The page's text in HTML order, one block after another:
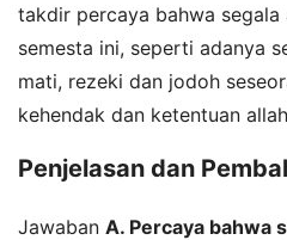
takdir percaya bahwa
semesta ini, seperti adanya
mati, rezeki dan jodoh
kehendak dan ketentuan
Penjelasan dan
Jawaban A. Percaya bahwa